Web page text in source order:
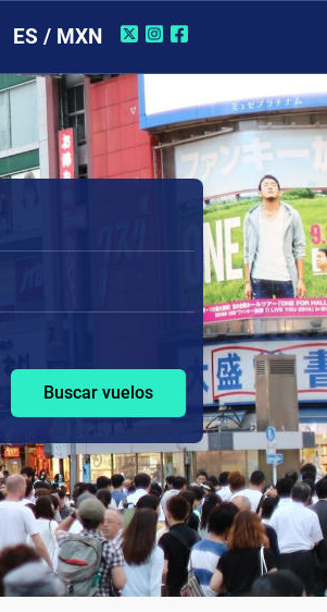
ES / MXN
Buscar vuelos